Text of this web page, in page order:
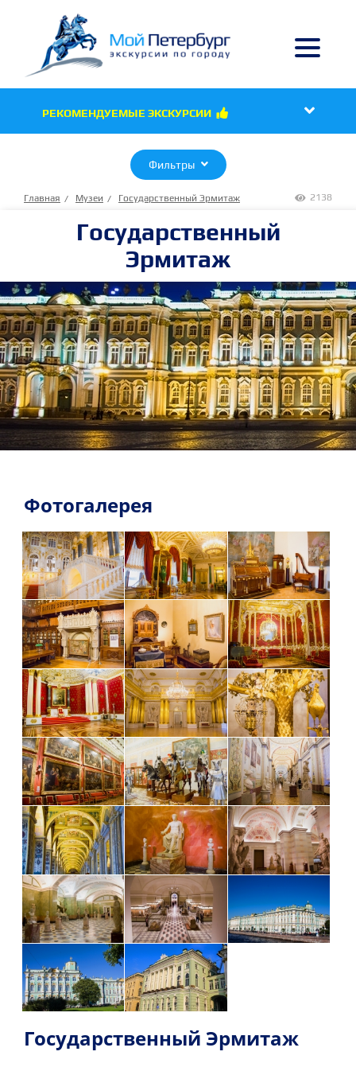
РЕКОМЕНДУЕМЫЕ ЭКСКУРСИИ  
Фильтры 
Главная Музеи Государственный Эрмитаж  2138
Государственный
Эрмитаж
Фотогалерея
Государственный Эрмитаж